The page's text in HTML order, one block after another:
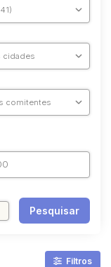
Pesquisar
Filtros